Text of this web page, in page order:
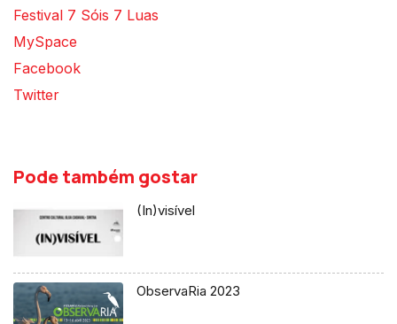
Festival 7 Sóis 7 Luas
MySpace
Facebook
Twitter
Pode também gostar
(In)visível
ObservaRia 2023